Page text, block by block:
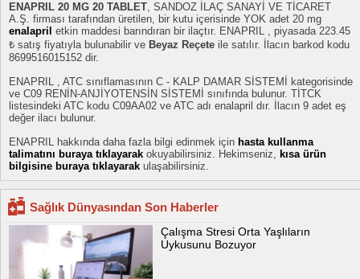
ENAPRIL 20 MG 20 TABLET, SANDOZ İLAÇ SANAYİ VE TİCARET
A.Ş. firması tarafından üretilen, bir kutu içerisinde YOK adet 20 mg
enalapril etkin maddesi barındıran bir ilaçtır. ENAPRIL , piyasada 223.45
₺ satış fiyatıyla bulunabilir ve Beyaz Reçete ile satılır. İlacın barkod kodu
8699516015152 dir.
ENAPRIL , ATC sınıflamasının C - KALP DAMAR SİSTEMİ kategorisinde
ve C09 RENİN-ANJİYOTENSİN SİSTEMİ sınıfında bulunur. TİTCK
listesindeki ATC kodu C09AA02 ve ATC adı enalapril dır. İlacın 9 adet eş
değer ilacı bulunur.
ENAPRIL hakkında daha fazla bilgi edinmek için hasta kullanma
talimatını buraya tıklayarak okuyabilirsiniz. Hekimseniz, kısa ürün
bilgisine buraya tıklayarak ulaşabilirsiniz.
Sağlık Dünyasından Son Haberler
Çalışma Stresi Orta Yaşlıların
Uykusunu Bozuyor